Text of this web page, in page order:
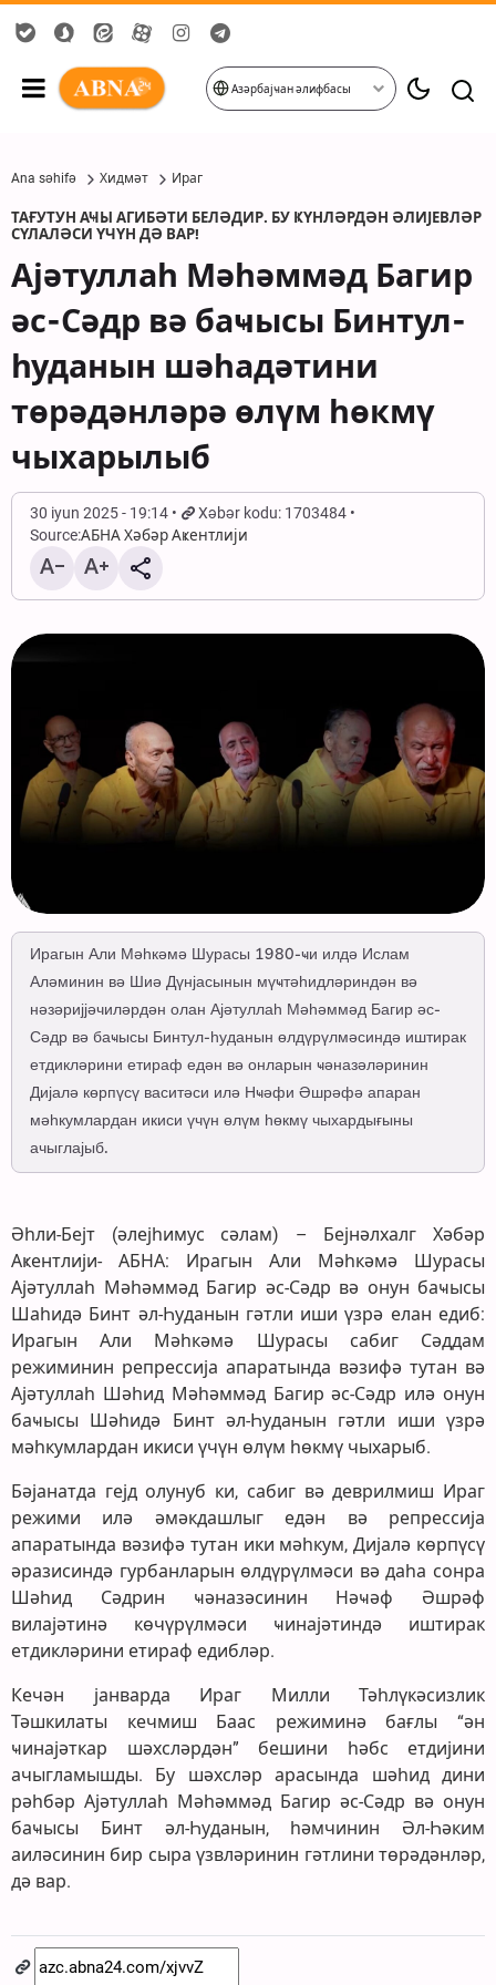
Азәрбајҹан әлифбасы
Ana səhifə Хидмәт Ираг
ТАҒУТУН АҸЫ АГИБӘТИ БЕЛӘДИР. БУ ҜҮНЛӘРДӘН ӘЛИЈЕВЛӘР
СҮЛАЛӘСИ ҮЧҮН ДӘ ВАР!
Ајәтуллаһ Мәһәммәд Багир
әс-Сәдр вә баҹысы Бинтул-
һуданын шәһадәтини
төрәдәнләрә өлүм һөкмү
чыхарылыб
30 iyun 2025 - 19:14
Xəbər kodu: 1703484
Source:АБНА Хәбәр Аҝентлији
Ирагын Али Мәһкәмә Шурасы 1980-ҹи илдә Ислам
Аләминин вә Шиә Дүнјасынын мүҹтәһидләриндән вә
нәзәријјәчиләрдән олан Ајәтуллаһ Мәһәммәд Багир әс-
Сәдр вә баҹысы Бинтул-һуданын өлдүрүлмәсиндә иштирак
етдикләрини етираф едән вә онларын ҹәназәләринин
Дијалә көрпүсү васитәси илә Нҹәфи Әшрәфә апаран
мәһкумлардан икиси үчүн өлүм һөкмү чыхардығыны
ачыглајыб.
Әһли-Бејт (әлејһимус сәлам) – Бејнәлхалг Хәбәр
Аҝентлији- АБНА: Ирагын Али Мәһкәмә Шурасы
Ајәтуллаһ Мәһәммәд Багир әс-Сәдр вә онун баҹысы
Шаһидә Бинт әл-Һуданын гәтли иши үзрә елан едиб:
Ирагын Али Мәһкәмә Шурасы сабиг Сәддам
режиминин репрессија апаратында вәзифә тутан вә
Ајәтуллаһ Шәһид Мәһәммәд Багир әс-Сәдр илә онун
баҹысы Шәһидә Бинт әл-Һуданын гәтли иши үзрә
мәһкумлардан икиси үчүн өлүм һөкмү чыхарыб.
Бәјанатда гејд олунуб ки, сабиг вә деврилмиш Ираг
режими илә әмәкдашлыг едән вә репрессија
апаратында вәзифә тутан ики мәһкум, Дијалә көрпүсү
әразисиндә гурбанларын өлдүрүлмәси вә даһа сонра
Шәһид Сәдрин ҹәназәсинин Нәҹәф Әшрәф
вилајәтинә көчүрүлмәси ҹинајәтиндә иштирак
етдикләрини етираф едибләр.
Кечән јанварда Ираг Милли Тәһлүкәсизлик
Тәшкилаты кечмиш Баас режиминә бағлы “ән
ҹинајәткар шәхсләрдән” бешини һәбс етдијини
ачыгламышды. Бу шәхсләр арасында шәһид дини
рәһбәр Ајәтуллаһ Мәһәммәд Багир әс-Сәдр вә онун
баҹысы Бинт әл-Һуданын, һәмчинин Әл-Һәким
аиләсинин бир сыра үзвләринин гәтлини төрәдәнләр,
дә вар.